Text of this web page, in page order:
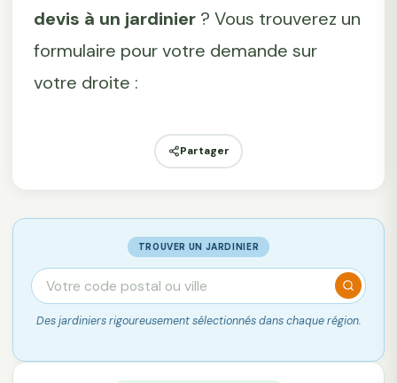
devis à un jardinier? Vous trouverez un
formulaire pour votre demande sur
votre droite :
Partager
TROUVER UN JARDINIER
Des jardiniers rigoureusement sélectionnés dans chaque région.